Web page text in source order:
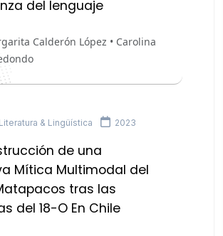
del lenguaje
Calderón López • Carolina
& Lingüística 2023
de una
Mítica Multimodal del
tras las
del 18-O En Chile